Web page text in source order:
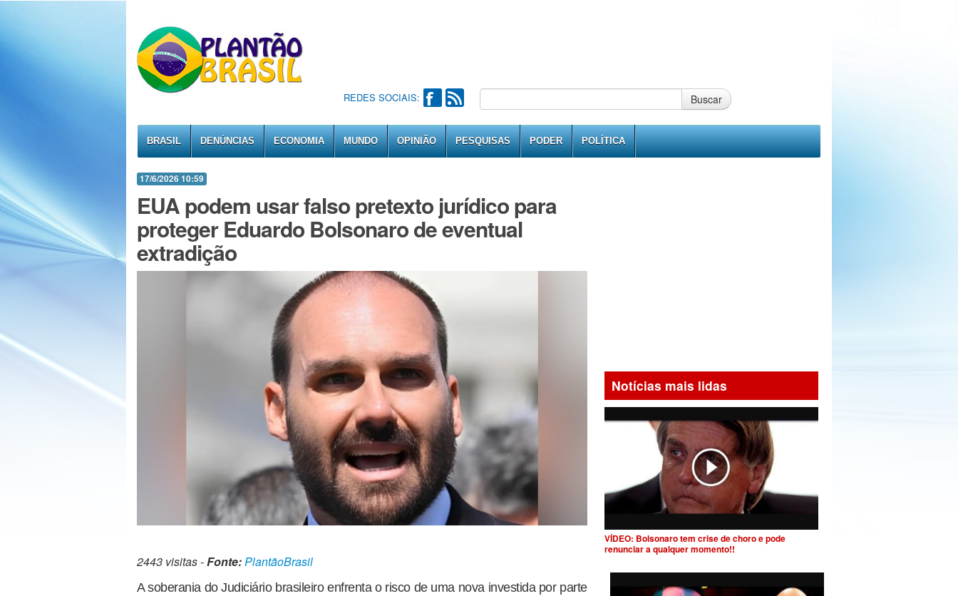
REDES SOCIAIS: Buscar
BRASIL DENÚNCIAS ECONOMIA MUNDO OPINIÃO PESQUISAS PODER POLÍTICA
17/6/2026 10:59
EUA podem usar falso pretexto jurídico para
proteger Eduardo Bolsonaro de eventual
extradição
2443 visitas -Fonte:PlantãoBrasil
A soberania do Judiciário brasileiro enfrenta o risco de uma nova investida por parte
Notícias mais lidas
VÍDEO: Bolsonaro tem crise de choro e pode
renunciar a qualquer momento!!